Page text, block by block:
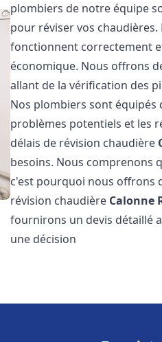
plombiers de notre équipe
pour réviser vos
fonctionnent correctement
économique. Nous offrons
allant de la vérification des
Nos plombiers sont équipés
problèmes potentiels et les
délais de révision chaudière
besoins. Nous comprenons
c'est pourquoi nous offrons
révision chaudière Calonne
fournirons un devis détaillé
une décision